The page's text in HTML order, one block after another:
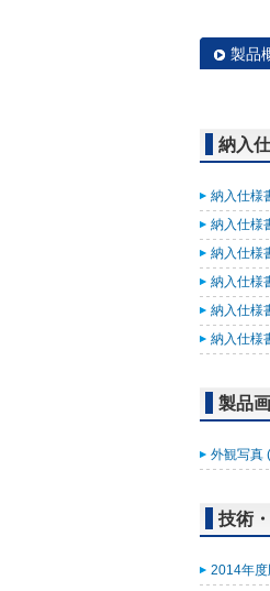
製品
納入
納入仕様
納入仕様
納入仕様
納入仕様
納入仕様
納入仕様
製品
外観写真
技術
2014年